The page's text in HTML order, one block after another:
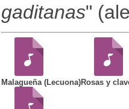
gaditanas"
Malagueña (Lecuona)Rosas y